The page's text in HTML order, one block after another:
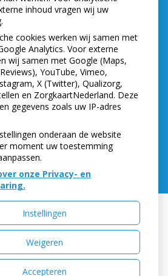
mails over
Laat het veilig doen!
de basis voor een gezonde
in het buitenland? Wees op je
gemaakt in 2025? Check of
Online|Beheer
inhoud vragen wij uw
cookies werken wij samen met
Analytics. Voor externe
wij samen met Google (Maps,
YouTube, Vimeo,
X (Twitter), Qualizorg,
en ZorgkaartNederland. Deze
gegevens zoals uw IP-adres
onderaan de website
moment uw toestemming
onze Privacy- en
Instellingen
Weigeren
Accepteren